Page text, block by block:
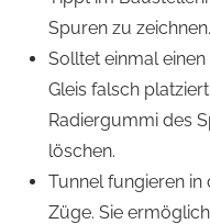
Spuren zu zeichnen.
Solltet einmal
Gleis falsch
Radiergummi des
löschen.
Tunnel fungieren
Züge. Sie